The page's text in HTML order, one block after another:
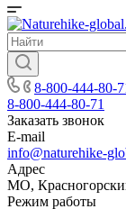
8-800-444-80-
8-800-444-80-71
Заказать звонок
E-mail
info@naturehike-
Адрес
МО,
Режим работы